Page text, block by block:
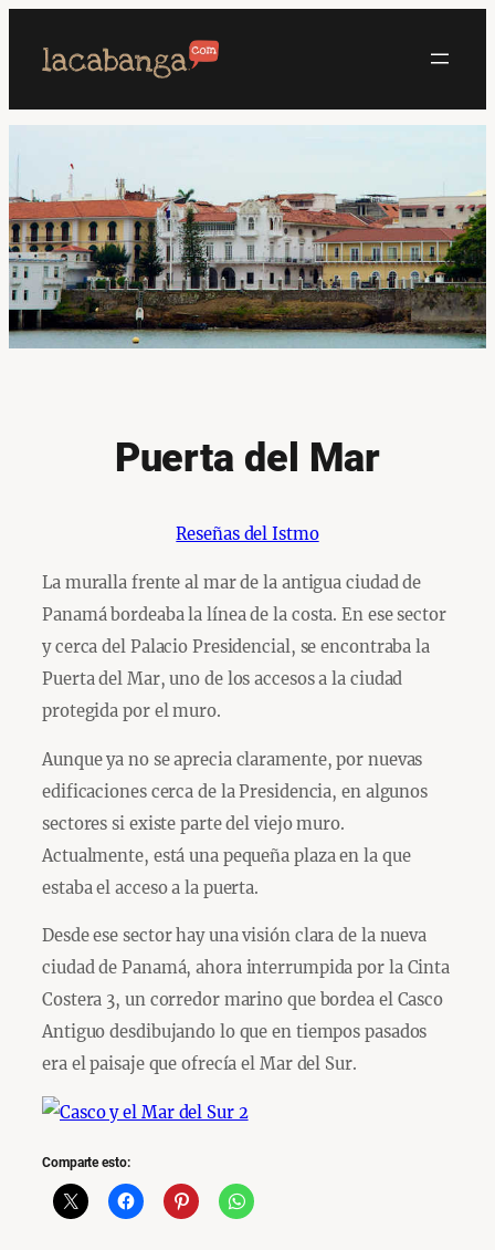
Puerta del Mar
Reseñas del Istmo
La muralla frente al mar de la antigua ciudad de
Panamá bordeaba la línea de la costa. En ese sector
y cerca del Palacio Presidencial, se encontraba la
Puerta del Mar, uno de los accesos a la ciudad
protegida por el muro.
Aunque ya no se aprecia claramente, por nuevas
edificaciones cerca de la Presidencia, en algunos
sectores si existe parte del viejo muro.
Actualmente, está una pequeña plaza en la que
estaba el acceso a la puerta.
Desde ese sector hay una visión clara de la nueva
ciudad de Panamá, ahora interrumpida por la Cinta
Costera 3, un corredor marino que bordea el Casco
Antiguo desdibujando lo que en tiempos pasados
era el paisaje que ofrecía el Mar del Sur.
Comparte esto: